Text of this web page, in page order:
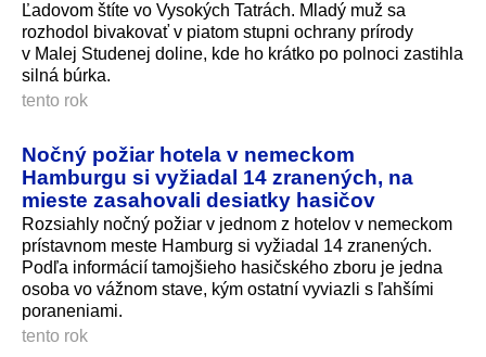
Ľadovom štíte vo Vysokých Tatrách. Mladý muž sa
rozhodol bivakovať v piatom stupni ochrany prírody
v Malej Studenej doline, kde ho krátko po polnoci zastihla
silná búrka.
tento rok
Nočný požiar hotela v nemeckom
Hamburgu si vyžiadal 14 zranených, na
mieste zasahovali desiatky hasičov
Rozsiahly nočný požiar v jednom z hotelov v nemeckom
prístavnom meste Hamburg si vyžiadal 14 zranených.
Podľa informácií tamojšieho hasičského zboru je jedna
osoba vo vážnom stave, kým ostatní vyviazli s ľahšími
poraneniami.
tento rok